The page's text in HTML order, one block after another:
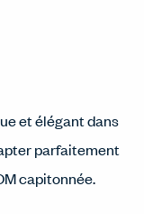
et élégant dans
parfaitement
capitonnée.